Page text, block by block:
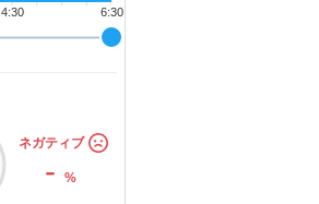
6:30
4:30
ネガティブ
-%